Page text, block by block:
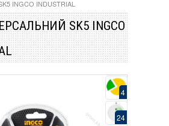
INGCO INDUSTRIAL
SK5 INGCO
4
24